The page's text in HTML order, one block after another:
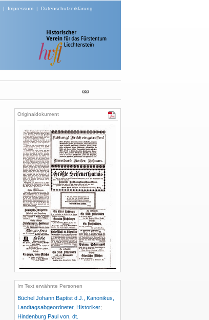
| Impressum| Datenschutzerklärung
Originaldokument
Im Text erwähnte Personen
Büchel Johann Baptist d.J., Kanonikus,
Landtagsabgeordneter, Historiker;
Hindenburg Paul von, dt.